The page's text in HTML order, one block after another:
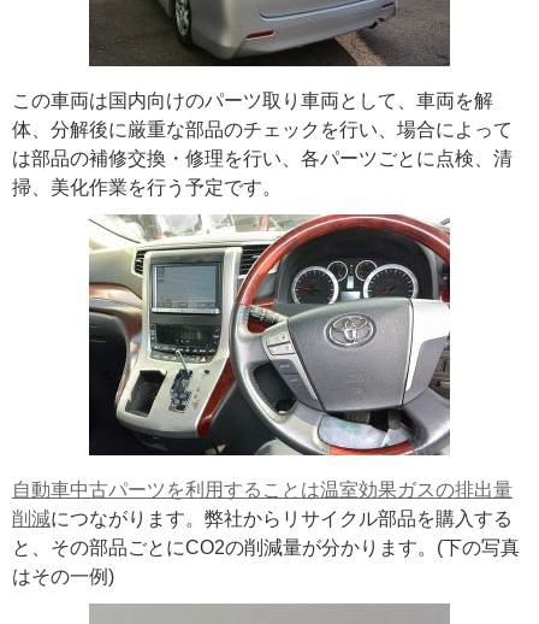
この車両は国内向けのパーツ取り車両として、車両を解
体、分解後に厳重な部品のチェックを行い、場合によって
は部品の補修交換・修理を行い、各パーツごとに点検、清
掃、美化作業を行う予定です。
自動車中古パーツを利用することは温室効果ガスの排出量
削減につながります。弊社からリサイクル部品を購入する
と、その部品ごとにCO2の削減量が分かります。(下の写真
はその一例)